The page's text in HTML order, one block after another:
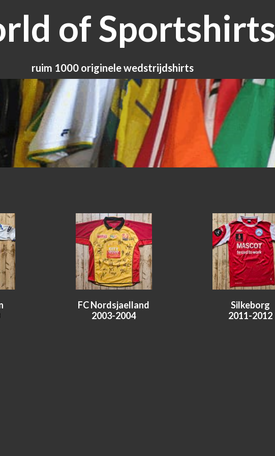
of Sportshirts
ruim 1000 originele wedstrijdshirts
FC Nordsjaelland
2003-2004
Silkeborg
2011-2012